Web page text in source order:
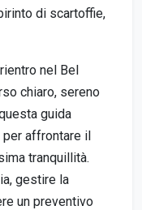
di scartoffie,
nel Bel
chiaro, sereno
guida
per affrontare il
tranquillità.
gestire la
un preventivo